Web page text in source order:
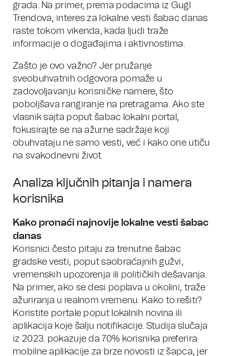
grada. Na primer, prema podacima iz Gugl
Trendova, interes za lokalne vesti šabac danas
raste tokom vikenda, kada ljudi traže
informacije o događajima i aktivnostima.
Zašto je ovo važno? Jer pružanje
sveobuhvatnih odgovora pomaže u
zadovoljavanju korisničke namere, što
poboljšava rangiranje na pretragama. Ako ste
vlasnik sajta poput šabac lokalni portal,
fokusirajte se na ažurne sadržaje koji
obuhvataju ne samo vesti, već i kako one utiču
na svakodnevni život.
Analiza ključnih pitanja i namera
korisnika
Kako pronaći najnovije lokalne vesti šabac
danas
Korisnici često pitaju za trenutne šabac
gradske vesti, poput saobraćajnih gužvi,
vremenskih upozorenja ili političkih dešavanja.
Na primer, ako se desi poplava u okolini, traže
ažuriranja u realnom vremenu. Kako to rešiti?
Koristite portale poput lokalnih novina ili
aplikacija koje šalju notifikacije. Studija slučaja
iz 2023. pokazuje da 70% korisnika preferira
mobilne aplikacije za brze novosti iz šapca, jer